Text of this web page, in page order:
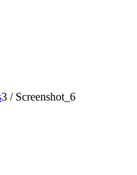
3 / Screenshot_6